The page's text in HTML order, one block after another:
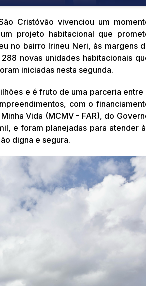
Cristóvão vivenciou um
projeto habitacional que
no bairro Irineu Neri, às margens
novas unidades habitacionais
iniciadas nesta segunda.
e é fruto de uma parceria entre
com o
Vida (MCMV - FAR), do
e foram planejadas para atender
digna e segura.